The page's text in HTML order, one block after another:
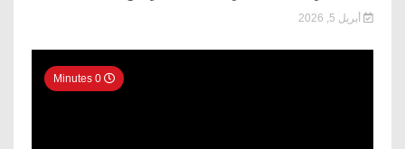
أبريل 5, 2026